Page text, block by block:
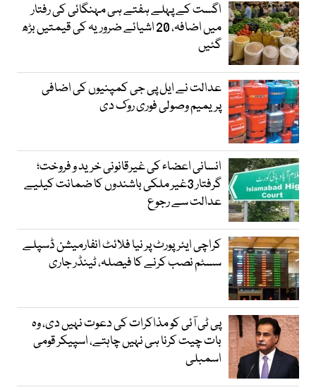
اگست کے پہلے ہفتے ہی مہنگائی کی رفتار
میں اضافہ، 20 اشیائے ضروریہ کی قیمتیں بڑھ
گئیں
عدالت نے ایل پی جی کمپنیوں کی اضافی
پریمیم وصولی فوری روک دی
انسانی اعضاء کی غیرقانونی خرید و فروخت؛
گرفتار 3غیر ملکی باشندوں کا ضمانت کیلیے
عدالت سے رجوع
کراچی ایئرپورٹ پر نیا فلائٹ انفارمیشن ڈسپلے
سسٹم نصب کرنے کا فیصلہ، ٹینڈر جاری
پی ٹی آئی کو مذاکرات کی دعوت نہیں دی، وہ
بات چیت کرنا ہی نہیں چاہتے، اسپیکر قومی
اسمبلی